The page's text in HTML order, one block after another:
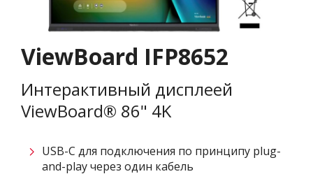
ViewBoard IFP8652
Интерактивный дисплеей
ViewBoard® 86" 4K
USB-C для подключения по принципу plug-
and-play через один кабель